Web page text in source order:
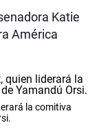
Katie
América
la comitiva